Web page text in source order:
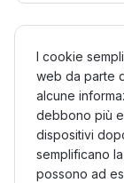
I cookie
web da parte
alcune
debbono più
dispositivi
semplificano
possono ad